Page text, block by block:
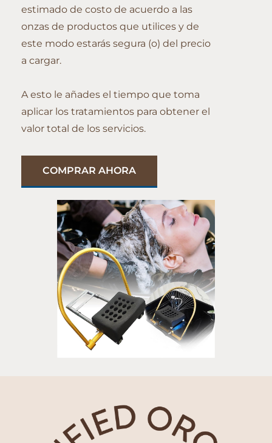
estimado de costo de acuerdo a las
onzas de productos que utilices y de
este modo estarás segura (o) del precio
a cargar.
A esto le añades el tiempo que toma
aplicar los tratamientos para obtener el
valor total de los servicios.
COMPRAR AHORA